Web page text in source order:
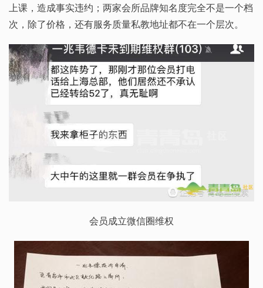
上课，造成事实违约；两家会所品牌知名度完全不是一个档
次，除了价格，还有服务质量私教地址都不在一个层次。
会员成立微信圈维权